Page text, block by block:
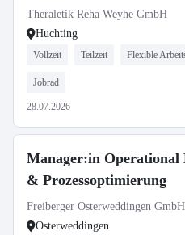
Theraletik Reha Weyhe GmbH
Huchting
Vollzeit Teilzeit Flexible
Jobrad
28.07.2026
Manager:in Operational
& Prozessoptimierung
Freiberger Osterweddingen GmbH
Osterweddingen